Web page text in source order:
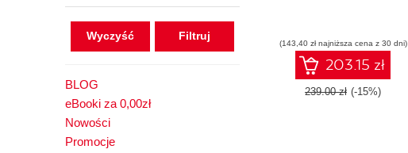
Wyczyść
BLOG
eBooki za 0,00zł
Nowości
Promocje
(143,40 zł najniższa cena z 30 dni)
203.15 zł
239.00 zł (-15%)